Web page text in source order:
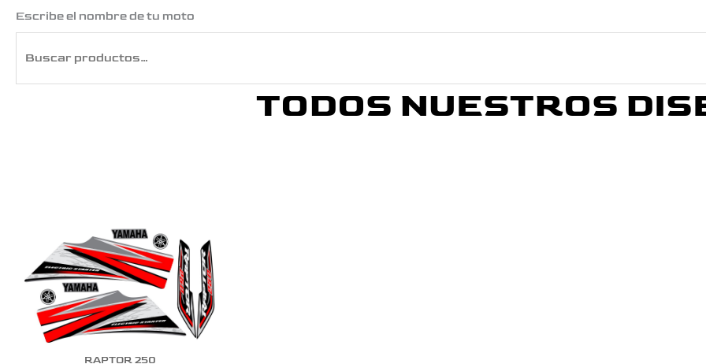
Escribe el nombre de tu moto
Buscar
TODOS NUESTROS
RAPTOR 250